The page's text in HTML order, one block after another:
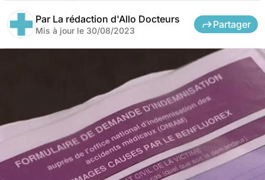
Par La rédaction d'Allo Docteurs
Mis à jour le 30/08/2023
Partager